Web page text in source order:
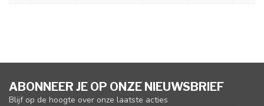
ABONNEER JE OP ONZE NIEUWSBRIEF
Blijf op de hoogte over onze laatste acties